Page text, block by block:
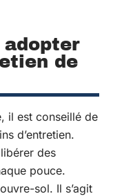
adopter
de
il est conseillé de
d’entretien.
des
pouce.
sol. Il s’agit